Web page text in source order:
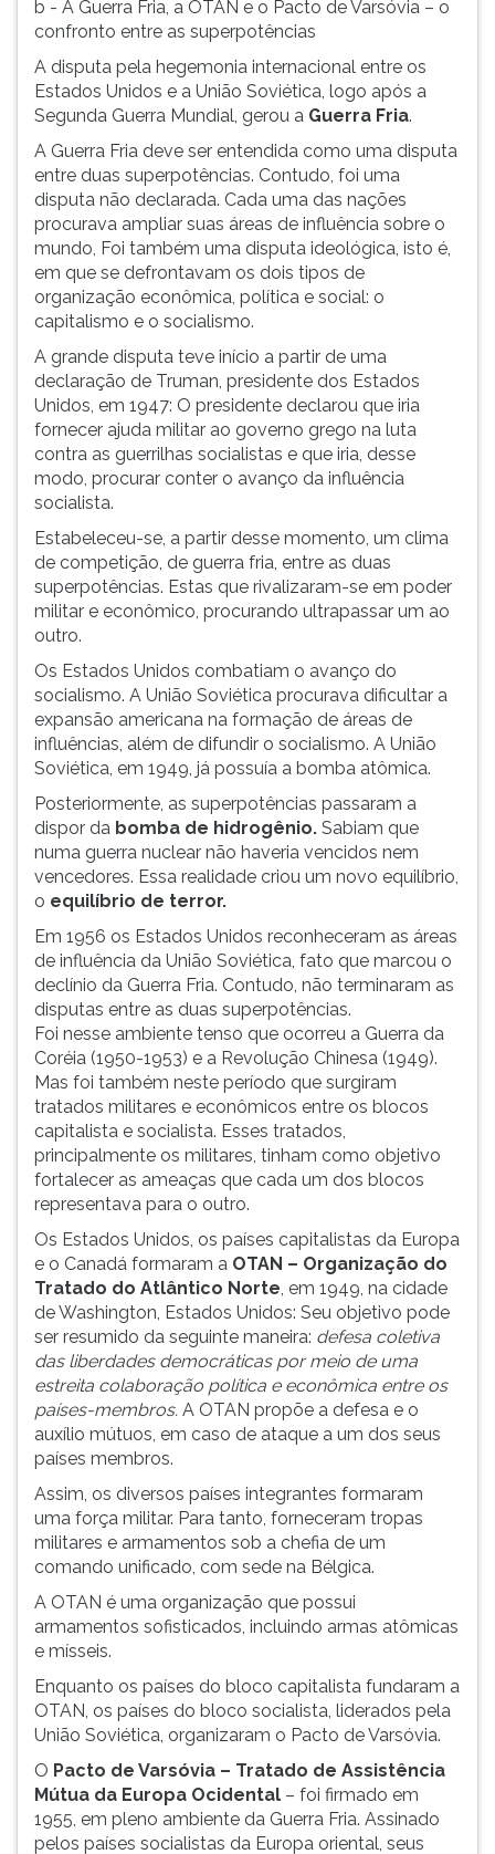
b - A Guerra Fria, a OTAN e o Pacto de Varsóvia – o
confronto entre as superpotências
A disputa pela hegemonia internacional entre os
Estados Unidos e a União Soviética, logo após a
Segunda Guerra Mundial, gerou a Guerra Fria.
A Guerra Fria deve ser entendida como uma disputa
entre duas superpotências. Contudo, foi uma
disputa não declarada. Cada uma das nações
procurava ampliar suas áreas de influência sobre o
mundo, Foi também uma disputa ideológica, isto é,
em que se defrontavam os dois tipos de
organização econômica, política e social: o
capitalismo e o socialismo.
A grande disputa teve início a partir de uma
declaração de Truman, presidente dos Estados
Unidos, em 1947: O presidente declarou que iria
fornecer ajuda militar ao governo grego na luta
contra as guerrilhas socialistas e que iria, desse
modo, procurar conter o avanço da influência
socialista.
Estabeleceu-se, a partir desse momento, um clima
de competição, de guerra fria, entre as duas
superpotências. Estas que rivalizaram-se em poder
militar e econômico, procurando ultrapassar um ao
outro.
Os Estados Unidos combatiam o avanço do
socialismo. A União Soviética procurava dificultar a
expansão americana na formação de áreas de
influências, além de difundir o socialismo. A União
Soviética, em 1949, já possuía a bomba atômica.
Posteriormente, as superpotências passaram a
dispor da bomba de hidrogênio. Sabiam que
numa guerra nuclear não haveria vencidos nem
vencedores. Essa realidade criou um novo equilíbrio,
o equilíbrio de terror.
Em 1956 os Estados Unidos reconheceram as áreas
de influência da União Soviética, fato que marcou o
declínio da Guerra Fria. Contudo, não terminaram as
disputas entre as duas superpotências.
Foi nesse ambiente tenso que ocorreu a Guerra da
Coréia (1950-1953) e a Revolução Chinesa (1949).
Mas foi também neste período que surgiram
tratados militares e econômicos entre os blocos
capitalista e socialista. Esses tratados,
principalmente os militares, tinham como objetivo
fortalecer as ameaças que cada um dos blocos
representava para o outro.
Os Estados Unidos, os países capitalistas da Europa
e o Canadá formaram a OTAN – Organização do
Tratado do Atlântico Norte, em 1949, na cidade
de Washington, Estados Unidos: Seu objetivo pode
ser resumido da seguinte maneira: defesa coletiva
das liberdades democráticas por meio de uma
estreita colaboração política e econômica entre os
países-membros. A OTAN propõe a defesa e o
auxílio mútuos, em caso de ataque a um dos seus
países membros.
Assim, os diversos países integrantes formaram
uma força militar. Para tanto, forneceram tropas
militares e armamentos sob a chefia de um
comando unificado, com sede na Bélgica.
A OTAN é uma organização que possui
armamentos sofisticados, incluindo armas atômicas
e mísseis.
Enquanto os países do bloco capitalista fundaram a
OTAN, os países do bloco socialista, liderados pela
União Soviética, organizaram o Pacto de Varsóvia.
O Pacto de Varsóvia – Tratado de Assistência
Mútua da Europa Ocidental – foi firmado em
1955, em pleno ambiente da Guerra Fria. Assinado
pelos países socialistas da Europa oriental, seus